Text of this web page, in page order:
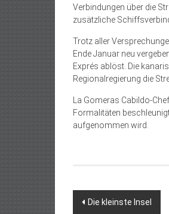
Verbindungen über die
zusätzliche
Trotz aller
Ende Januar neu
Exprés ablöst. Die
Regionalregierung die
La Gomeras Cabildo-
Formalitäten
aufgenommen wird.
Die kleinste Insel